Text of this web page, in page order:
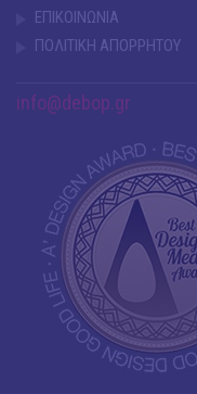
ΕΠΙΚΟΙΝΩΝΙΑ
ΠΟΛΙΤΙΚΗ ΑΠΟΡΡΗΤΟΥ
info@debop.gr